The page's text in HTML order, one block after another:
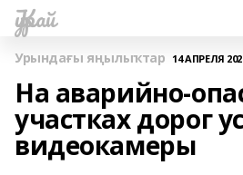
Ҡурай
Урындағы яңылыҡтар 14 АПРЕЛЯ
На аварийно-
участках дорог
видеокамеры